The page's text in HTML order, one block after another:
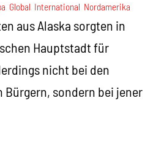
Global International Nordamerika
aus Alaska sorgten in
Hauptstadt für
nicht bei den
Bürgern, sondern bei jener